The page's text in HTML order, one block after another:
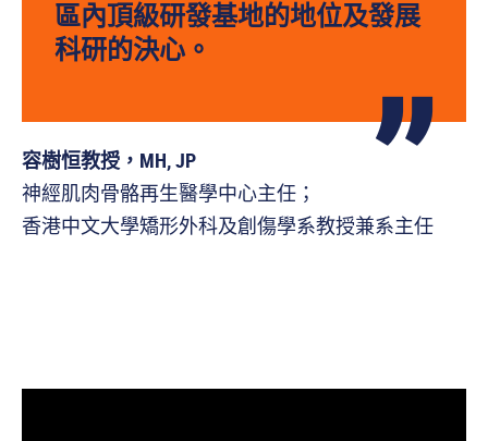
區內頂級研發基地的地位及發展
科研的決心。
容樹恒教授，MH, JP
神經肌肉骨骼再生醫學中心主任；
香港中文大學矯形外科及創傷學系教授兼系主任